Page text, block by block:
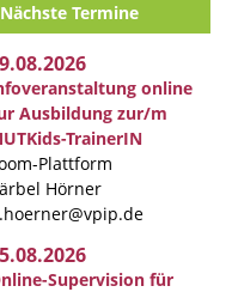
Nächste Termine
online
Ausbildung zur/m
TrainerIN
Plattform
Hörner
Supervision für